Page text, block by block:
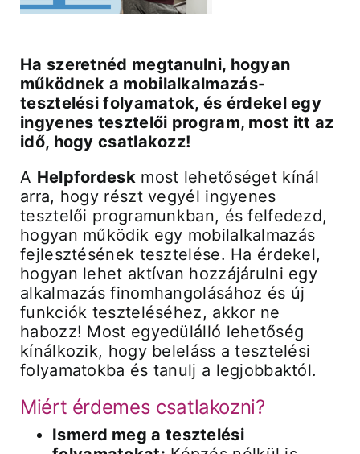
Regisztráció
Támogatás
Ha szeretnéd megtanulni, hogyan
működnek a mobilalkalmazás-
tesztelési folyamatok, és érdekel egy
ingyenes tesztelői program, most itt az
idő, hogy csatlakozz!
A Helpfordeskmost lehetőséget kínál
arra, hogy részt vegyél ingyenes
tesztelői programunkban, és felfedezd,
hogyan működik egy mobilalkalmazás
fejlesztésének tesztelése. Ha érdekel,
hogyan lehet aktívan hozzájárulni egy
alkalmazás finomhangolásához és új
funkciók teszteléséhez, akkor ne
habozz! Most egyedülálló lehetőség
kínálkozik, hogy beleláss a tesztelési
folyamatokba és tanulj a legjobbaktól.
Miért érdemes csatlakozni?
Ismerd meg a tesztelési